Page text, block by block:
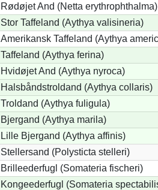
Rødøjet And (Netta erythrophthalma)
Stor Taffeland (Aythya valisineria)
Amerikansk Taffeland (Aythya
Taffeland (Aythya ferina)
Hvidøjet And (Aythya nyroca)
Halsbåndstroldand (Aythya collaris)
Troldand (Aythya fuligula)
Bjergand (Aythya marila)
Lille Bjergand (Aythya affinis)
Stellersand (Polysticta stelleri)
Brilleederfugl (Somateria fischeri)
Kongeederfugl (Somateria